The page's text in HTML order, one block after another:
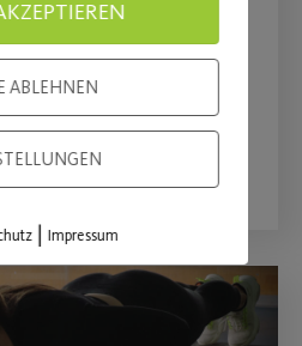
für die Öffnung des
ABLEHNEN
| Impressum